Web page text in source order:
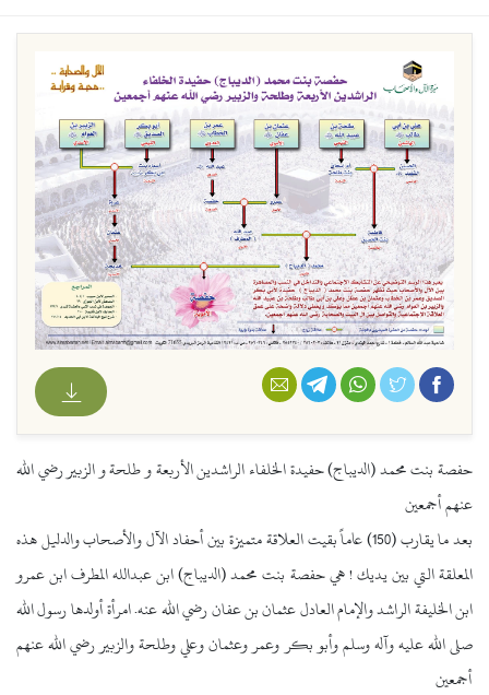
حفصة بنت محمد (الديباج) حفيدة الخلفاء الراشدين الأربعة و طلحة و الزبير رضي الله
عنهم أجمعين
بعد ما يقارب (150) عاماً بقيت العلاقة متميزة بين أحفاد الآل والأصحاب والدليل هذه
المعلقة التي بين يديك ! هي حفصة بنت محمد (الديباج) ابن عبدالله المطرف ابن عمرو
ابن الخليفة الراشد والإمام العادل عثمان بن عفان رضي الله عنه. امرأة أولدها رسول الله
صلى الله عليه وآله وسلم وأبو بكر وعمر وعثمان وعلي وطلحة والزبير رضي الله عنهم
أجمعين